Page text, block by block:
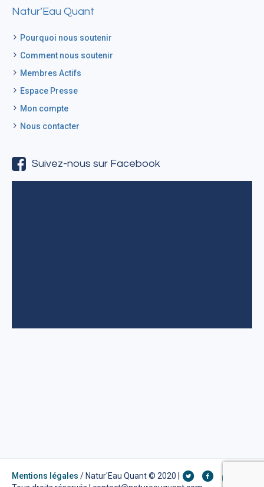
Natur’Eau Quant
Pourquoi nous soutenir
Comment nous soutenir
Membres Actifs
Espace Presse
Mon compte
Nous contacter
Suivez-nous sur Facebook
Mentions légales / Natur'Eau Quant © 2020 |